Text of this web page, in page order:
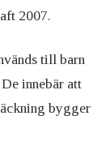
2007.
till barn
innebär att
bygger